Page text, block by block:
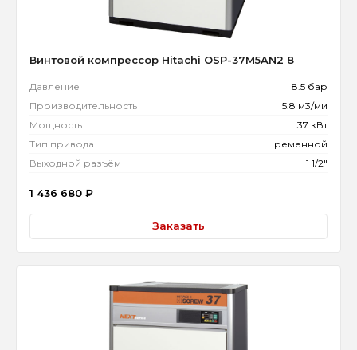
Винтовой компрессор Hitachi OSP-37M5AN2 8
Давление
8.5 бар
Производительность
5.8 м3/ми
Мощность
37 кВт
Тип привода
ременной
Выходной разъём
1 1/2"
1 436 680 ₽
Заказать